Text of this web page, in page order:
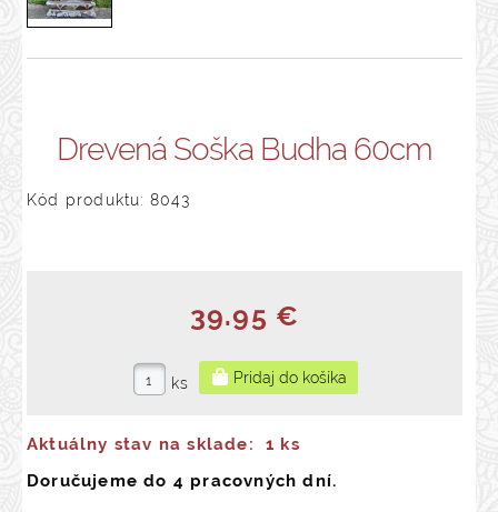
Drevená Soška Budha 60cm
Kód produktu: 8043
39.95 €
ks
Aktuálny stav na sklade:
1 ks
Doručujeme do 4 pracovných dní.